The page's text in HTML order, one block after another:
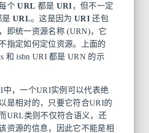
个URL 都是 URI，但不一定
是URL。这是因为 URI还包
即统一资源名称 (URN)，它
指定如何定位资源。上面的
和 isbn URI 都是 URN 的示
中，一个URI实例可以代表绝
是相对的，只要它符合URI的
URL类则不仅符合语义，还
资源的信息，因此它不能是相